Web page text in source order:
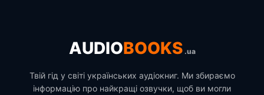
AUDIOBOOKS .ua
Твій гід у світі українських аудіокниг. Ми збираємо
інформацію про найкращі озвучки, щоб ви могли